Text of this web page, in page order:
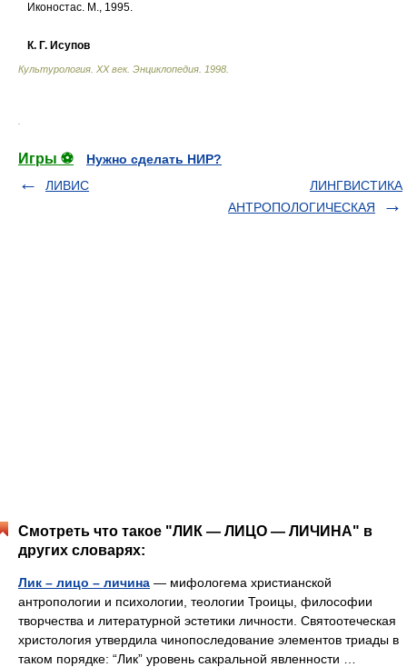
Иконостас. М., 1995.
К. Г. Исупов
Культурология. XX век. Энциклопедия 1998
Игры ⚽
Нужно сделать НИР?
ЛИВИС
ЛИНГВИСТИКА
АНТРОПОЛОГИЧЕСКАЯ
Смотреть что такое "ЛИК — ЛИЦО — ЛИЧИНА" в
других словарях:
Лик – лицо – личина — мифологема христианской
антропологии и психологии, теологии Троицы, философии
творчества и литературной эстетики личности. Святоотеческая
христология утвердила чинопоследование элементов триады в
таком порядке: “Лик” уровень сакральной явленности …